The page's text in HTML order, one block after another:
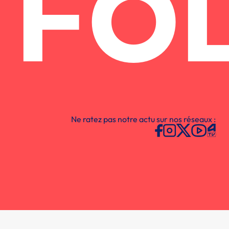
Ne ratez pas notre actu sur nos réseaux :